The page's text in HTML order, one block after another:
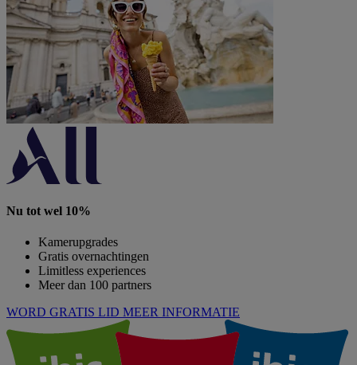
Nu tot wel 10%
Kamerupgrades
Gratis overnachtingen
Limitless experiences
Meer dan 100 partners
WORD GRATIS LID MEER INFORMATIE